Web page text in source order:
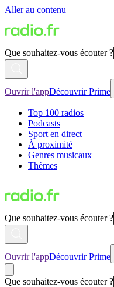
Aller au contenu
Que souhaitez-vous écouter ?
Ouvrir l'appDécouvrir Prime
Top 100 radios
Podcasts
Sport en direct
À proximité
Genres musicaux
Thèmes
Que souhaitez-vous écouter ?
Ouvrir l'appDécouvrir Prime
Que souhaitez-vous écouter ?